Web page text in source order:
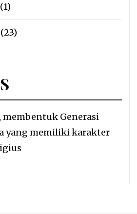
(1)
(23)
membentuk Generasi
yang memiliki karakter